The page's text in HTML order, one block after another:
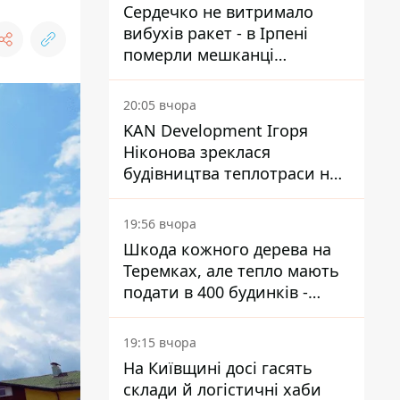
Сердечко не витримало
вибухів ракет - в Ірпені
померли мешканці
притулку для собак з
інвалідністю
20:05 вчора
KAN Development Ігоря
Ніконова зреклася
будівництва теплотраси на
Теремках
19:56 вчора
Шкода кожного дерева на
Теремках, але тепло мають
подати в 400 будинків -
депутатка Київради
19:15 вчора
На Київщині досі гасять
склади й логістичні хаби